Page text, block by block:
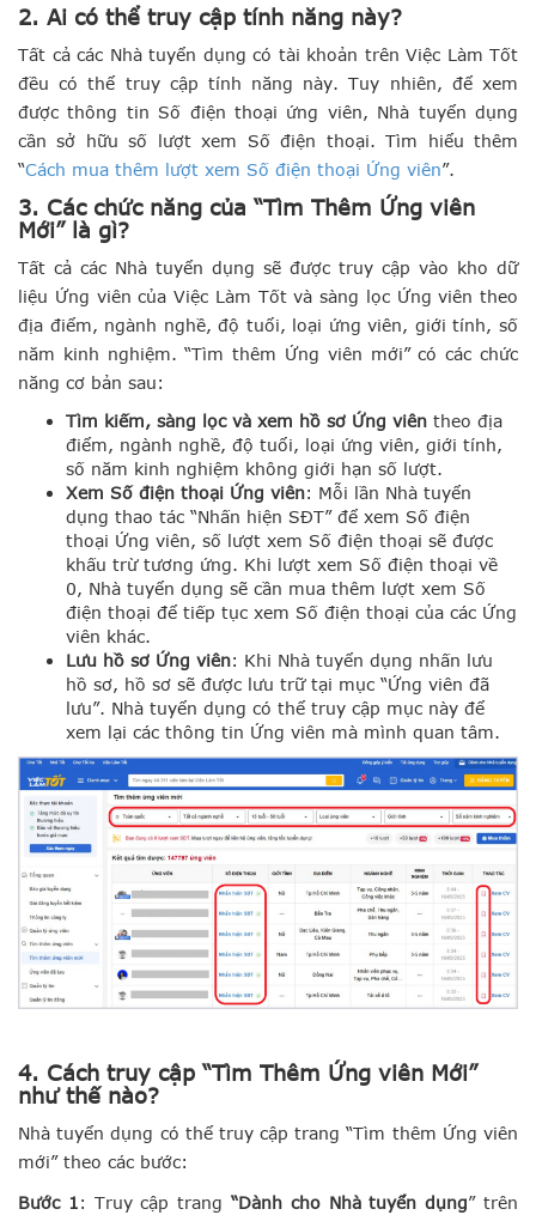
2. Ai có thể truy cập tính năng này?
Tất cả các Nhà tuyển dụng có tài khoản trên Việc Làm Tốt
đều có thể truy cập tính năng này. Tuy nhiên, để xem
được thông tin Số điện thoại ứng viên, Nhà tuyển dụng
cần sở hữu số lượt xem Số điện thoại. Tìm hiểu thêm
“Cách mua thêm lượt xem Số điện thoại Ứng viên”.
3. Các chức năng của “Tìm Thêm Ứng viên
Mới” là gì?
Tất cả các Nhà tuyển dụng sẽ được truy cập vào kho dữ
liệu Ứng viên của Việc Làm Tốt và sàng lọc Ứng viên theo
địa điểm, ngành nghề, độ tuổi, loại ứng viên, giới tính, số
năm kinh nghiệm. “Tìm thêm Ứng viên mới” có các chức
năng cơ bản sau:
Tìm kiếm, sàng lọc và xem hồ sơ Ứng viên theo địa
điểm, ngành nghề, độ tuổi, loại ứng viên, giới tính,
số năm kinh nghiệm không giới hạn số lượt.
Xem Số điện thoại Ứng viên: Mỗi lần Nhà tuyển
dụng thao tác “Nhấn hiện SĐT” để xem Số điện
thoại Ứng viên, số lượt xem Số điện thoại sẽ được
khấu trừ tương ứng. Khi lượt xem Số điện thoại về
0, Nhà tuyển dụng sẽ cần mua thêm lượt xem Số
điện thoại để tiếp tục xem Số điện thoại của các Ứng
viên khác.
Lưu hồ sơ Ứng viên: Khi Nhà tuyển dụng nhấn lưu
hồ sơ, hồ sơ sẽ được lưu trữ tại mục “Ứng viên đã
lưu”. Nhà tuyển dụng có thể truy cập mục này để
xem lại các thông tin Ứng viên mà mình quan tâm.
4. Cách truy cập “Tìm Thêm Ứng viên Mới”
như thế nào?
Nhà tuyển dụng có thể truy cập trang “Tìm thêm Ứng viên
mới” theo các bước:
Bước 1: Truy cập trang“Dành cho Nhà tuyển dụng” trên